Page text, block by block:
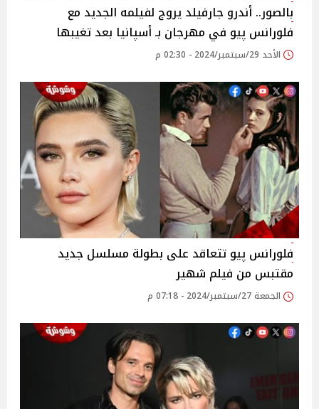
بالصور.. أندرو جارفيلد يروج لفيلمه الجديد مع
فلورانس پيو في مهرجان بـ أسپانيا بعد تغيبها
الأحد 29/سبتمبر/2024 - 02:30 م
فلورانس پيو تتعاقد على بطولة مسلسل جديد
مقتبس من فيلم شهير
الجمعة 27/سبتمبر/2024 - 07:18 م